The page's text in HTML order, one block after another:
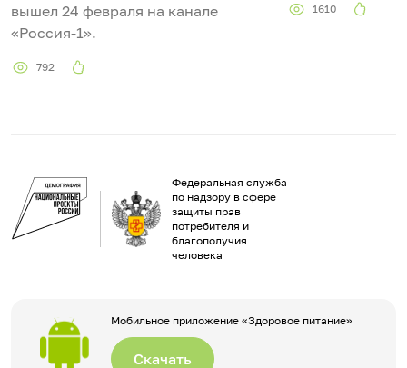
вышел 24 февраля на канале
«Россия-1».
792
1610
Федеральная служба
по надзору в сфере
защиты прав
потребителя и
благополучия
человека
Мобильное приложение «Здоровое питание»
Скачать